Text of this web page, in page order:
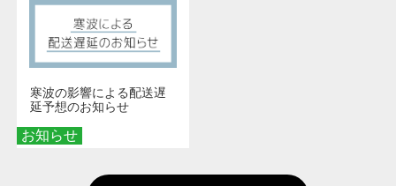
お知らせ
寒波の影響による配送遅
延予想のお知らせ